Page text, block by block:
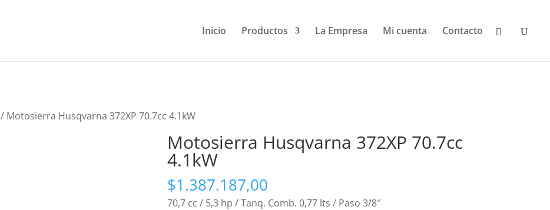
Inicio Productos La Empresa Mi cuenta Contacto
/ Motosierra Husqvarna 372XP 70.7cc 4.1kW
Motosierra Husqvarna 372XP 70.7cc
4.1kW
$1.387.187,00
70,7 cc / 5,3 hp / Tanq. Comb. 0,77 lts / Paso 3/8″